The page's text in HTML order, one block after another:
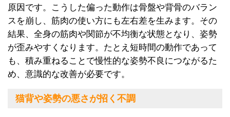
原因です。こうした偏った動作は骨盤や背骨のバラン
スを崩し、筋肉の使い方にも左右差を生みます。その
結果、全身の筋肉や関節が不均衡な状態となり、姿勢
が歪みやすくなります。たとえ短時間の動作であって
も、積み重ねることで慢性的な姿勢不良につながるた
め、意識的な改善が必要です。
猫背や姿勢の悪さが招く不調